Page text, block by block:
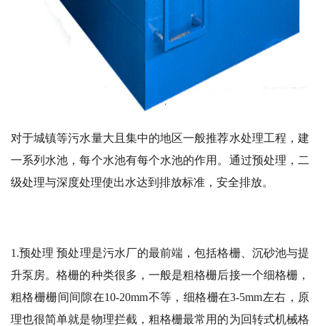
对于城镇等污水量大且集中的地区一般推荐水处理工程，建
一系列水池，每个水池有每个水池的作用。通过预处理，二
级处理与深度处理使出水达到排放标准，安全排放。
1.预处理 预处理是污水厂的最前端，包括格栅、沉砂池与提
升泵房。格栅的种类很多，一般是粗格栅后接一个细格栅，
粗格栅栅间间隙在10-20mm不等，细格栅在3-5mm左右，原
理也很简单就是物理拦截，粗格栅最常用的为回转式机械格